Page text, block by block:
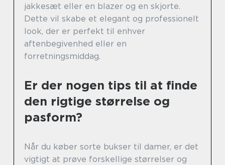
jakkesæt eller en blazer og en skjorte.
Dette vil skabe et elegant og professionelt
look, der er perfekt til enhver
aftenbegivenhed eller en
forretningsmiddag.
Er der nogen tips til at finde
den rigtige størrelse og
pasform?
Når du køber sorte bukser til damer, er det
vigtigt at prøve forskellige størrelser og